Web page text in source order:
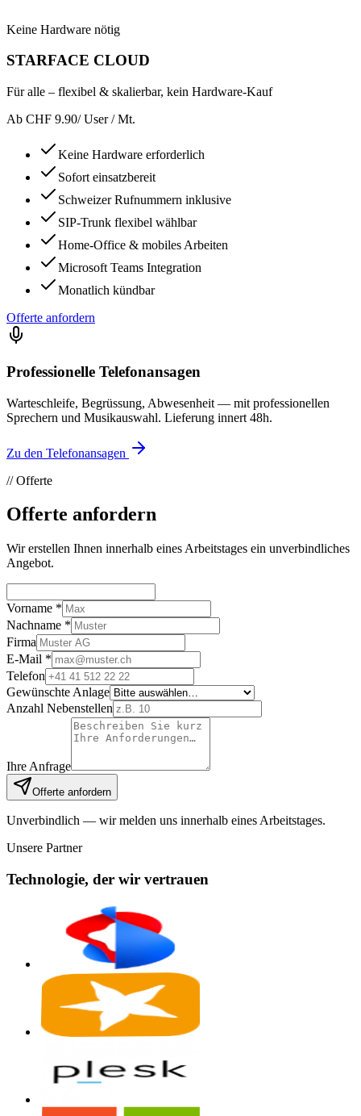
Keine Hardware nötig
STARFACE CLOUD
Für alle – flexibel & skalierbar, kein Hardware-Kauf
Ab CHF 9.90/ User / Mt.
Keine Hardware erforderlich
Sofort einsatzbereit
Schweizer Rufnummern inklusive
SIP-Trunk flexibel wählbar
Home-Office & mobiles Arbeiten
Microsoft Teams Integration
Monatlich kündbar
Offerte anfordern
Professionelle Telefonansagen
Warteschleife, Begrüssung, Abwesenheit — mit professionellen
Sprechern und Musikauswahl. Lieferung innert 48h.
Zu den Telefonansagen
// Offerte
Offerte anfordern
Wir erstellen Ihnen innerhalb eines Arbeitstages ein unverbindliches
Angebot.
Vorname *
Nachname *
Firma
E-Mail *
Telefon
Gewünschte Anlage
Anzahl Nebenstellen
Ihre Anfrage
Offerte anfordern
Unverbindlich — wir melden uns innerhalb eines Arbeitstages.
Unsere Partner
Technologie, der wir vertrauen